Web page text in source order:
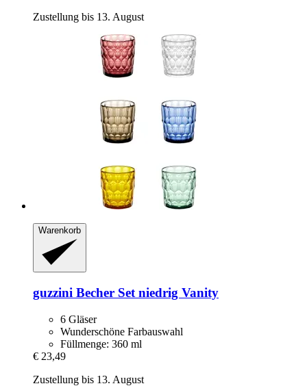
Zustellung bis 13. August
Warenkorb
guzzini Becher Set niedrig Vanity
6 Gläser
Wunderschöne Farbauswahl
Füllmenge: 360 ml
€ 23,49
Zustellung bis 13. August